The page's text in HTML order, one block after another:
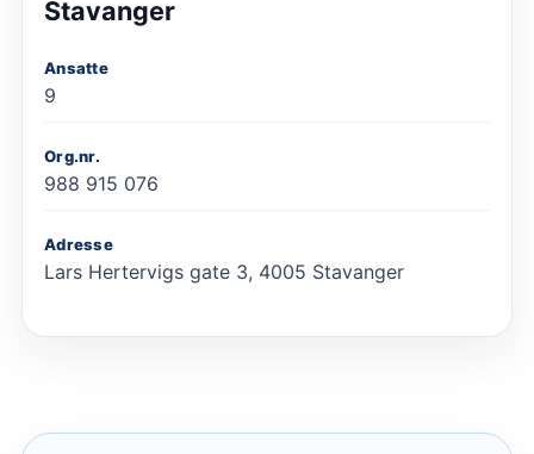
Stavanger
Ansatte
9
Org.nr.
988 915 076
Adresse
Lars Hertervigs gate 3, 4005 Stavanger